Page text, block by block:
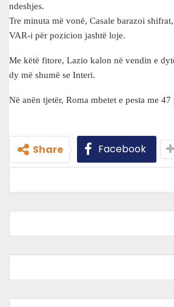
ndeshjes.
Tre minuta më vonë, Casale barazoi
VAR-i për pozicion jashtë loje.
Me këtë fitore, Lazio kalon në vendin e
dy më shumë se Interi.
Në anën tjetër, Roma mbetet e pesta me
Share Facebook